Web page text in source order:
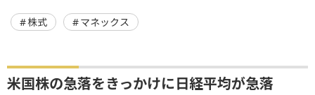
株式 マネックス
米国株の急落をきっかけに日経平均が急落